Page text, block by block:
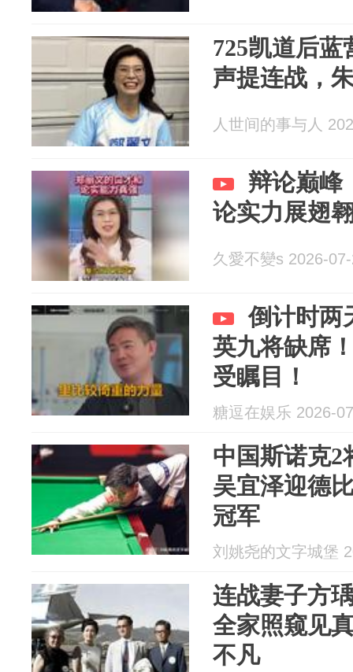
725凯道后
声提连战，
人世间的事与人
辩论巅峰
论实力展翅
久愛不變s 2026-
倒计时两
英九将缺席
受瞩目！
糖逗在娱乐 2026-
中国斯诺克2
吴宜泽迎德
冠军
刘姚尧的文字城堡
连战妻子方
全家照窥见
不凡